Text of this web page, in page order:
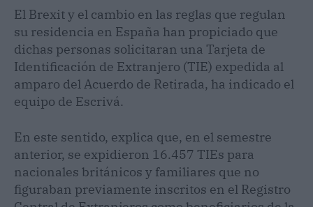
El Brexit y el cambio en las reglas que regulan
su residencia en España han propiciado que
dichas personas solicitaran una Tarjeta de
Identificación de Extranjero (TIE) expedida al
amparo del Acuerdo de Retirada, ha indicado el
equipo de Escrivá.
En este sentido, explica que, en el semestre
anterior, se expidieron 16.457 TIEs para
nacionales británicos y familiares que no
figuraban previamente inscritos en el Registro